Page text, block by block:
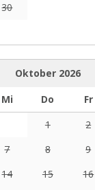
30
Oktober 2026
Mi Do Fr
1
2
7 8 9
14 15 16